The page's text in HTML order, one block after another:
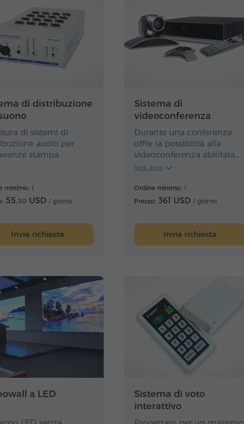
di distribuzione
di sistemi di
audio per
stampa.
minimo: 1
55.50 USD / giorno
Invia richiesta
Sistema di
videoconferenza
Durante una conferenza
offre la possibilità alla
videoconferenza abilitata
alle TIC di interpretare uno
l'interprete ha una chiara
visione focalizzata sul video
fissa dei partecipanti.
Vedi altro
Ordine minimo: 1
Prezzo: 361 USD / giorno
Invia richiesta
a LED
Sistema di voto
interattivo